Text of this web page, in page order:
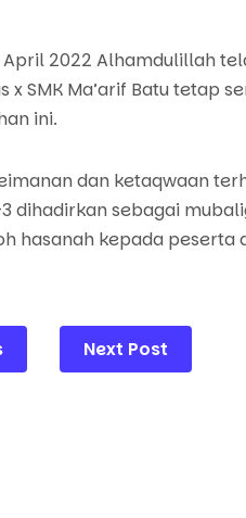
2022 Alhamdulillah
SMK Ma’arif Batu tetap
ini.
dan ketaqwaan
dihadirkan sebagai
hasanah kepada peserta
Next Post